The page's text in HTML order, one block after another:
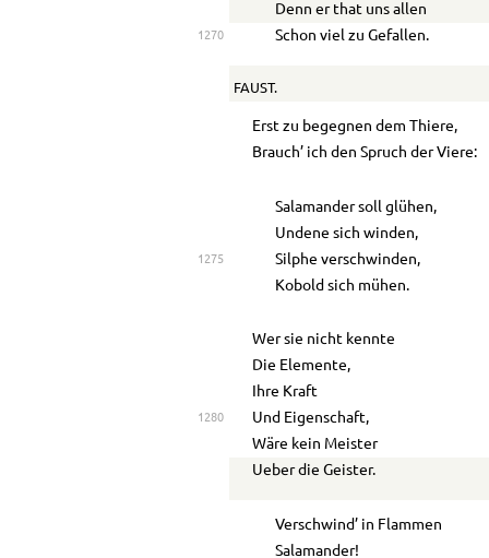
Denn er that uns allen
1270 Schon viel zu Gefallen.
FAUST.
Erst zu begegnen dem Thiere,
Brauch’ ich den Spruch der Viere:
Salamander soll glühen,
Undene sich winden,
1275
Silphe verschwinden,
Kobold sich mühen.
Wer sie nicht kennte
Die Elemente,
Ihre Kraft
1280
Und Eigenschaft,
Wäre kein Meister
Ueber die Geister.
Verschwind’ in Flammen
Salamander!